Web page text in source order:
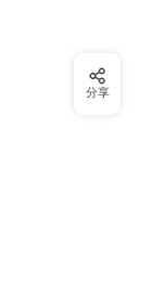
分享